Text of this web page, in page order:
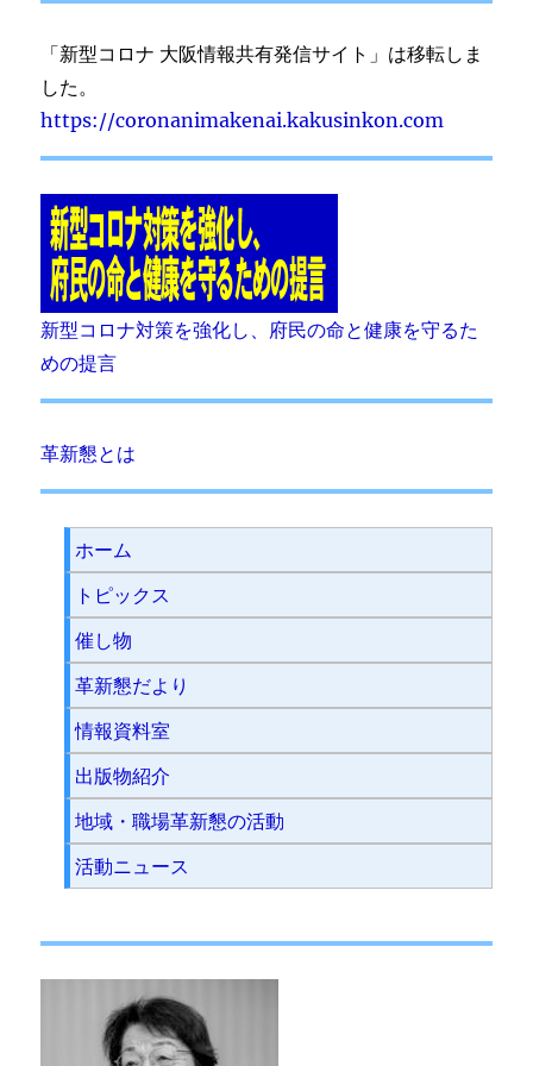
「新型コロナ 大阪情報共有発信サイト」は移転しま
した。
https://coronanimakenai.kakusinkon.com
新型コロナ対策を強化し、府民の命と健康を守るた
めの提言
革新懇とは
ホーム
トピックス
催し物
革新懇だより
情報資料室
出版物紹介
地域・職場革新懇の活動
活動ニュース